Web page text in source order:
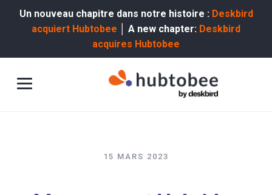
Un nouveau chapitre dans notre histoire : Deskbird
acquiert Hubtobee │ A new chapter: Deskbird
acquires Hubtobee
15 MARS 2023